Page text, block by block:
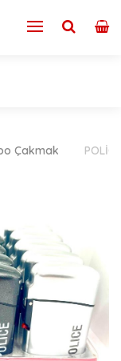
Çakmak